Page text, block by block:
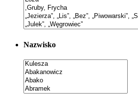
Nazwisko